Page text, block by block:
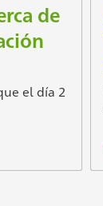
de
el día 2